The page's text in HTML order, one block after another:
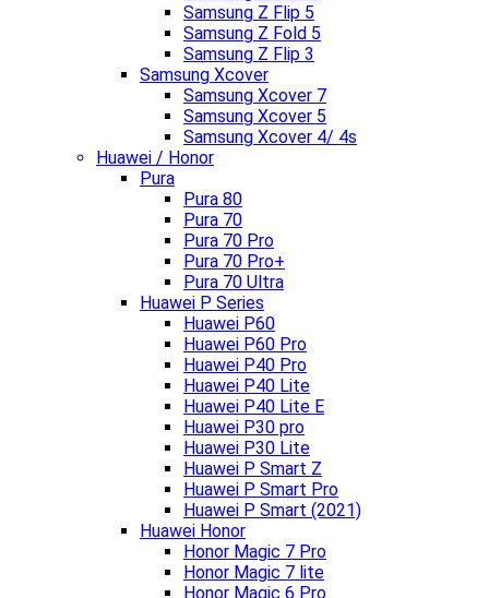
Samsung Z Flip 5
Samsung Z Fold 5
Samsung Z Flip 3
Samsung Xcover
Samsung Xcover 7
Samsung Xcover 5
Samsung Xcover 4/ 4s
Huawei / Honor
Pura
Pura 80
Pura 70
Pura 70 Pro
Pura 70 Pro+
Pura 70 Ultra
Huawei P Series
Huawei P60
Huawei P60 Pro
Huawei P40 Pro
Huawei P40 Lite
Huawei P40 Lite E
Huawei P30 pro
Huawei P30 Lite
Huawei P Smart Z
Huawei P Smart Pro
Huawei P Smart (2021)
Huawei Honor
Honor Magic 7 Pro
Honor Magic 7 lite
Honor Magic 6 Pro